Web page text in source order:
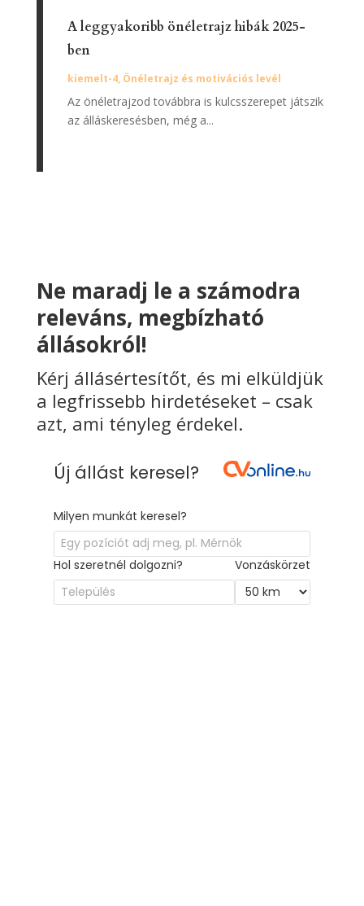
A leggyakoribb önéletrajz hibák 2025-
ben
kiemelt-4, Önéletrajz és motivációs levél
Az önéletrajzod továbbra is kulcsszerepet játszik
az álláskeresésben, még a...
Ne maradj le a számodra
releváns, megbízható
állásokról!
Kérj állásértesítőt, és mi elküldjük
a legfrissebb hirdetéseket – csak
azt, ami tényleg érdekel.